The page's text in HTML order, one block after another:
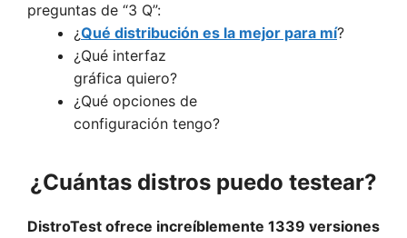
preguntas de “3 Q”:
¿Qué distribución es la mejor para mí?
¿Qué interfaz
gráfica quiero?
¿Qué opciones de
configuración tengo?
¿Cuántas distros puedo testear?
DistroTest ofrece increíblemente 1339 versiones